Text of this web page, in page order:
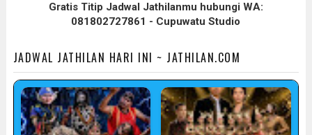
Gratis Titip Jadwal Jathilanmu hubungi WA:
081802727861 - Cupuwatu Studio
JADWAL JATHILAN HARI INI ~ JATHILAN.COM